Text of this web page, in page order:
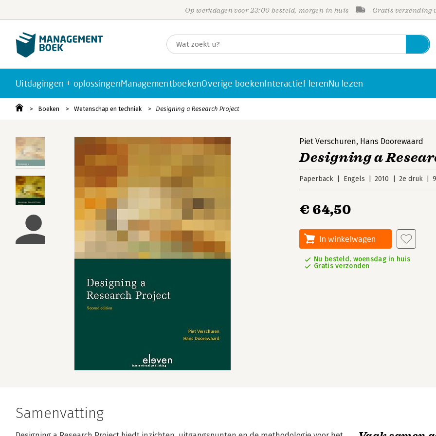
Op werkdagen voor 23:00 besteld, morgen in huis Gratis verzending
Uitdagingen + oplossingenManagementboekenOverige boekenInteractief lerenNu lezen
Boeken Wetenschap en techniek Designing a Research Project
Piet Verschuren, Hans Doorewaard
Designing a
Paperback Engels 2010 2e druk
€ 64,50
In winkelwagen
Nu besteld, woensdag in huis
Gratis verzonden
Samenvatting